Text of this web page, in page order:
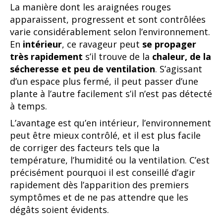
La manière dont les araignées rouges
apparaissent, progressent et sont contrôlées
varie considérablement selon l’environnement.
En intérieur, ce ravageur peut se propager
très rapidement s’il trouve de la chaleur, de la
sécheresse et peu de ventilation. S’agissant
d’un espace plus fermé, il peut passer d’une
plante à l’autre facilement s’il n’est pas détecté
à temps.
L’avantage est qu’en intérieur, l’environnement
peut être mieux contrôlé, et il est plus facile
de corriger des facteurs tels que la
température, l’humidité ou la ventilation. C’est
précisément pourquoi il est conseillé d’agir
rapidement dès l’apparition des premiers
symptômes et de ne pas attendre que les
dégâts soient évidents.